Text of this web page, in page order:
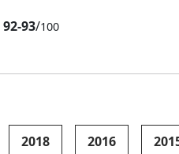
92-93/100
2018 2016